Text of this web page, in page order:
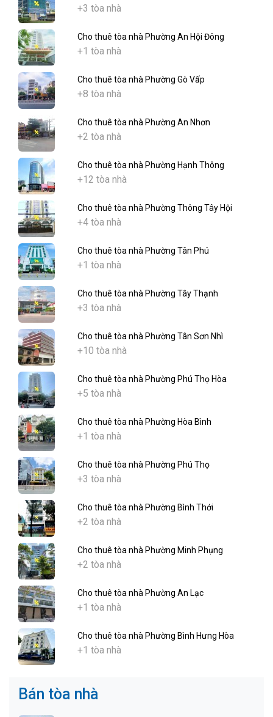
+3 tòa nhà
Cho thuê tòa nhà Phường An Hội Đông
+1 tòa nhà
Cho thuê tòa nhà Phường Gò Vấp
+8 tòa nhà
Cho thuê tòa nhà Phường An Nhơn
+2 tòa nhà
Cho thuê tòa nhà Phường Hạnh Thông
+12 tòa nhà
Cho thuê tòa nhà Phường Thông Tây Hội
+4 tòa nhà
Cho thuê tòa nhà Phường Tân Phú
+1 tòa nhà
Cho thuê tòa nhà Phường Tây Thạnh
+3 tòa nhà
Cho thuê tòa nhà Phường Tân Sơn Nhì
+10 tòa nhà
Cho thuê tòa nhà Phường Phú Thọ Hòa
+5 tòa nhà
Cho thuê tòa nhà Phường Hòa Bình
+1 tòa nhà
Cho thuê tòa nhà Phường Phú Thọ
+3 tòa nhà
Cho thuê tòa nhà Phường Bình Thới
+2 tòa nhà
Cho thuê tòa nhà Phường Minh Phụng
+2 tòa nhà
Cho thuê tòa nhà Phường An Lạc
+1 tòa nhà
Cho thuê tòa nhà Phường Bình Hưng Hòa
+1 tòa nhà
Bán tòa nhà